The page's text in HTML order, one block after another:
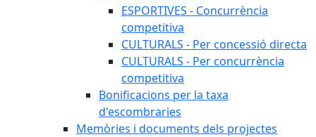
ESPORTIVES - Concurrència
competitiva
CULTURALS - Per concessió directa
CULTURALS - Per concurrència
competitiva
Bonificacions per la taxa
d'escombraries
Memòries i documents dels projectes